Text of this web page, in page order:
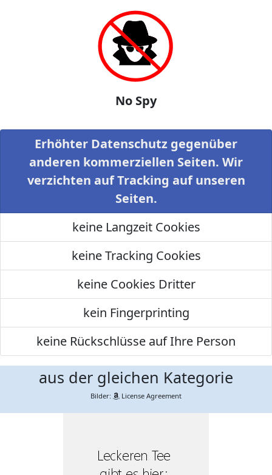
No Spy
Erhöhter Datenschutz gegenüber
anderen kommerziellen Seiten. Wir
verzichten auf Tracking auf unseren
Seiten.
keine Langzeit Cookies
keine Tracking Cookies
keine Cookies Dritter
kein Fingerprinting
keine Rückschlüsse auf Ihre Person
aus der gleichen Kategorie
Bilder: License Agreement